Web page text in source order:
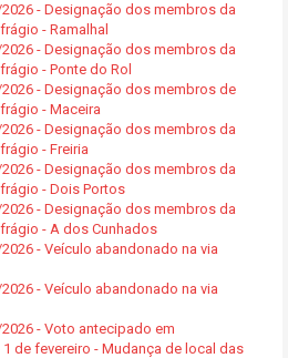
2026 - Designação dos membros da
- Ramalhal
2026 - Designação dos membros da
- Ponte do Rol
2026 - Designação dos membros de
- Maceira
2026 - Designação dos membros da
- Freiria
2026 - Designação dos membros da
- Dois Portos
2026 - Designação dos membros da
- A dos Cunhados
- Veículo abandonado na via
- Veículo abandonado na via
- Voto antecipado em
de fevereiro - Mudança de local das